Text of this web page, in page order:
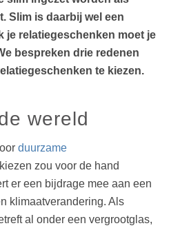
Slim is daarbij wel een
je relatiegeschenken moet je
bespreken drie redenen
te kiezen.
wereld
duurzame
zou voor de hand
er een bijdrage mee aan een
klimaatverandering. Als
al onder een vergrootglas,